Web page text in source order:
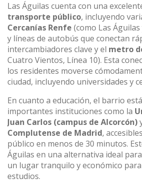
Las Águilas cuenta con una
transporte público, incluyendo
Cercanías Renfe (como Las
y líneas de autobús que conectan
intercambiadores clave y el metro
Cuatro Vientos, Línea 10). Esta
los residentes moverse
ciudad, incluyendo universidades y
En cuanto a educación, el barrio
importantes instituciones como la
Juan Carlos (campus de Alcorcón)
Complutense de Madrid,
público en menos de 30 minutos.
Águilas en una alternativa ideal
un lugar tranquilo y económico
estudios.